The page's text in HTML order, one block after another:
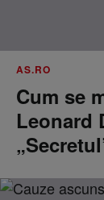
AS.RO
Cum se
Leonard